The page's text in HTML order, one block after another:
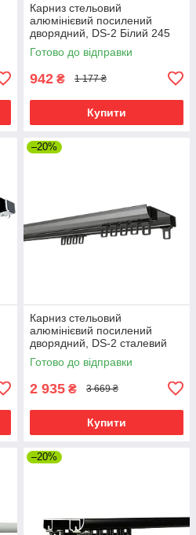
Карниз стельовий
алюмінієвий посилений
дворядний, DS-2 Білий 245
см
Готово до відправки
942 ₴ 1 177 ₴
Купити
–20%
Карниз стельовий
алюмінієвий посилений
дворядний, DS-2 сталевий
сірий 550см
Готово до відправки
2 935 ₴ 3 669 ₴
Купити
–20%